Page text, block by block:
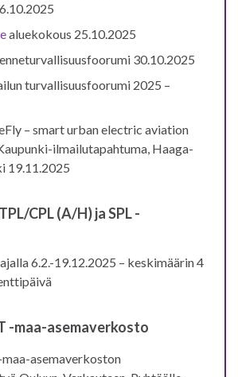
aluekokous 25.10.2025
30.10.2025
turvallisuusfoorumi 2025 –
– smart urban electric aviation
ilmailutapahtuma, Haaga-
19.11.2025
CPL (A/H) ja SPL -
6.2.-19.12.2025 – keskimäärin 4
-maa-asemaverkosto
asemaverkoston